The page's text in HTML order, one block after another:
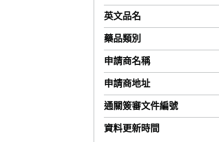
英文品名
藥品類別
申請商名稱
申請商地址
通關簽審文件編號
資料更新時間